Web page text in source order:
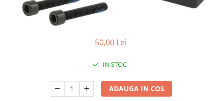
Saboti de frana
50,00 Lei
IN STOC
ADAUGA IN COS